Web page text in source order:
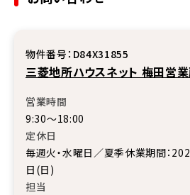
三菱地所ハウスネット 梅田営
物件番号：D84X31855
営業時間
9:30～18:00
定休日
毎週火・水曜日／夏季休業期間：
日(日)
担当